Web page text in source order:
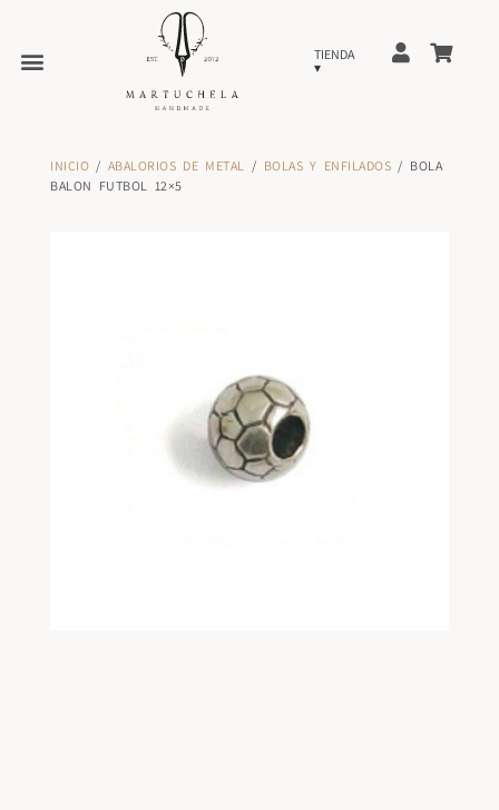
INICIO / ABALORIOS DE METAL / BOLAS Y ENFILADOS / BOLA
BALON FUTBOL 12×5